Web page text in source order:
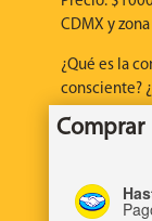
CDMX y
¿Qué es la
consciente?
no
Imaginar la
Comprar